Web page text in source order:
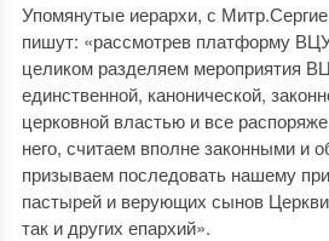
Упомянутые иерархи, с
пишут: «рассмотрев платформу
целиком разделяем мероприятия
единственной, канонической,
церковной властью и все
него, считаем вполне законными и
призываем последовать нашему
пастырей и верующих сынов
так и других епархий».